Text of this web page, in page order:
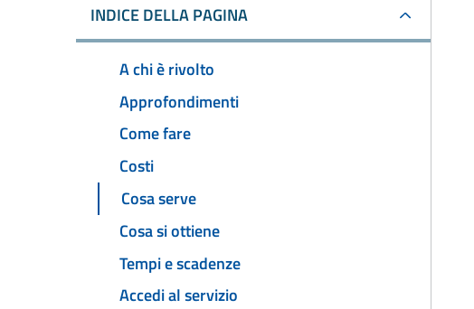
INDICE DELLA PAGINA
A chi è rivolto
Approfondimenti
Come fare
Costi
Cosa serve
Cosa si ottiene
Tempi e scadenze
Accedi al servizio